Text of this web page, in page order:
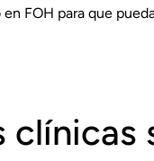
FOH para que